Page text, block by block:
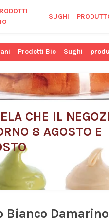
SUGHI
Prodotti Bio Sughi
CHE IL
8 AGOSTO E
Bianco